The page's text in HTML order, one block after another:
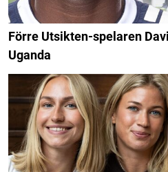
Förre Utsikten-spelaren
Uganda